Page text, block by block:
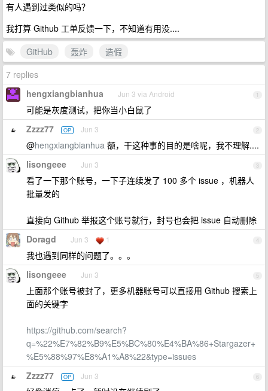
有人遇到过类似的吗？
我打算 Github 工单反馈一下，不知道有用没....
GitHub
轰炸
造假
7 replies
1
hengxiangbianhua Jun 3 via Android
可能是灰度测试，把你当小白鼠了
2
Zzzz77 OP Jun 3
@hengxiangbianhua 额，干这种事的目的是啥呢，我不理解....
3
lisongeee Jun 3
看了一下那个账号，一下子连续发了 100 多个 issue ，机器人
批量发的
直接向 Github 举报这个账号就行，封号也会把 issue 自动删除
4
Doragd Jun 3 1
我也遇到同样的问题了。。。
5
lisongeee Jun 3
上面那个账号被封了，更多机器账号可以直接用 Github 搜索上
面的关键字
https://github.com/search?
q=%22%E7%82%B9%E5%BC%80%E4%BA%86+Stargazer+
%E5%88%97%E8%A1%A8%22&type=issues
6
Zzzz77 OP Jun 3